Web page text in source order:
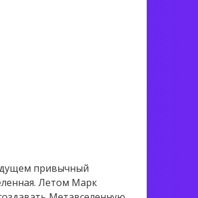
привычный
Летом Марк